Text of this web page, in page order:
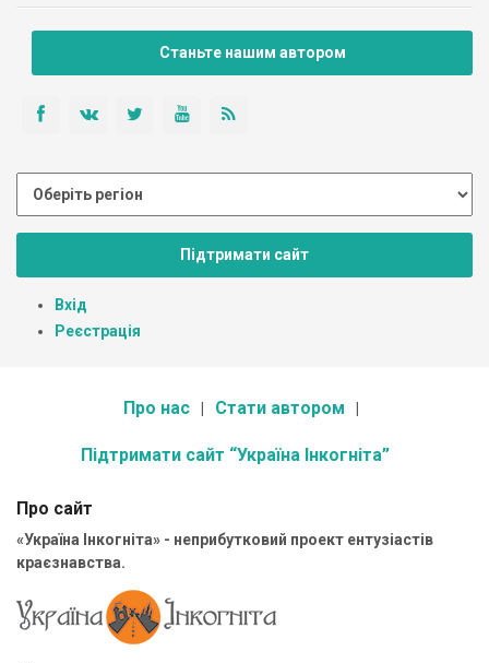
Станьте нашим автором
Підтримати сайт
Вхід
Реєстрація
Про нас Стати автором
Підтримати сайт “Україна Інкогніта”
Про сайт
«Україна Інкогніта» - неприбутковий проект ентузіастів
краєзнавства.